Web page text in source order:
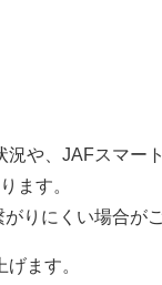
や、JAFスマー
ます。
りにくい場合がご
ます。